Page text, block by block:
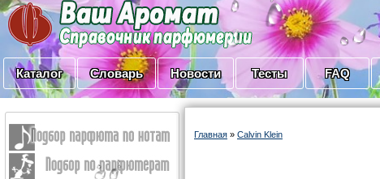
Каталог Словарь Новости Тесты FAQ
Главная » Calvin Klein